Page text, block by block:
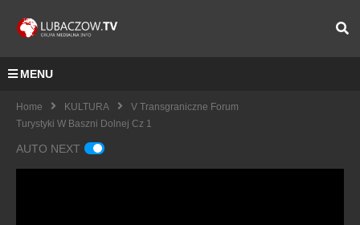
MENU
Home KULTURA
V Transgraniczne Forum
Turystyki W Baszni Dolnej Cz 1
AUTO NEXT